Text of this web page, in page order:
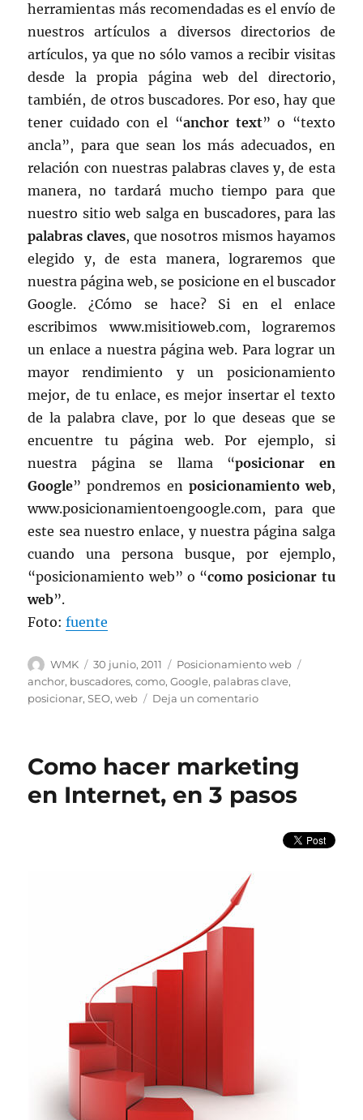
herramientas más recomendadas es el envío de
nuestros artículos a diversos directorios de
artículos, ya que no sólo vamos a recibir visitas
desde la propia página web del directorio,
también, de otros buscadores. Por eso, hay que
tener cuidado con el “anchor text” o “texto
ancla”, para que sean los más adecuados, en
relación con nuestras palabras claves y, de esta
manera, no tardará mucho tiempo para que
nuestro sitio web salga en buscadores, para las
palabras claves, que nosotros mismos hayamos
elegido y, de esta manera, lograremos que
nuestra página web, se posicione en el buscador
Google. ¿Cómo se hace? Si en el enlace
escribimos www.misitioweb.com, lograremos
un enlace a nuestra página web. Para lograr un
mayor rendimiento y un posicionamiento
mejor, de tu enlace, es mejor insertar el texto
de la palabra clave, por lo que deseas que se
encuentre tu página web. Por ejemplo, si
nuestra página se llama “posicionar en
Google” pondremos en posicionamiento web,
www.posicionamientoengoogle.com, para que
este sea nuestro enlace, y nuestra página salga
cuando una persona busque, por ejemplo,
“posicionamiento web” o “como posicionar tu
web”.
Foto:fuente
Autor
WMK
Publicado
el
30 junio, 2011 Categorías
Posicionamiento web
anchor, buscadores,como,Google, palabras clave,
posicionar,SEO,web Deja un comentarioen
nuestra
esté
Google?
Como hacer marketing
en Internet, en 3 pasos